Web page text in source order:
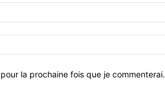
la prochaine fois que je commenterai.